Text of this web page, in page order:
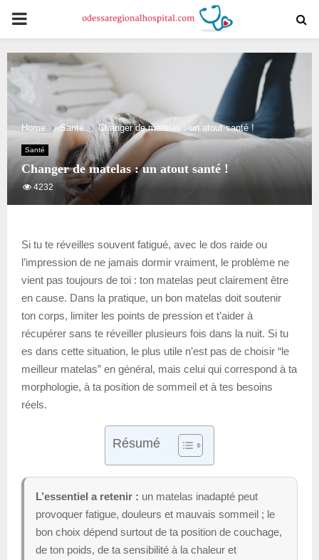
PRIMARY
MENU
Home Santé Changer de matelas : un atout santé !
Santé
Changer de matelas : un atout santé !
4232
Si tu te réveilles souvent fatigué, avec le dos raide ou
l’impression de ne jamais dormir vraiment, le problème ne
vient pas toujours de toi : ton matelas peut clairement être
en cause. Dans la pratique, un bon matelas doit soutenir
ton corps, limiter les points de pression et t’aider à
récupérer sans te réveiller plusieurs fois dans la nuit. Si tu
es dans cette situation, le plus utile n’est pas de choisir “le
meilleur matelas” en général, mais celui qui correspond à ta
morphologie, à ta position de sommeil et à tes besoins
réels.
Résumé
L’essentiel a retenir : un matelas inadapté peut
provoquer fatigue, douleurs et mauvais sommeil ; le
bon choix dépend surtout de ta position de couchage,
de ton poids, de ta sensibilité à la chaleur et